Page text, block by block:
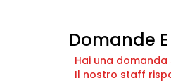
Domande
Hai una
Il nostro staff